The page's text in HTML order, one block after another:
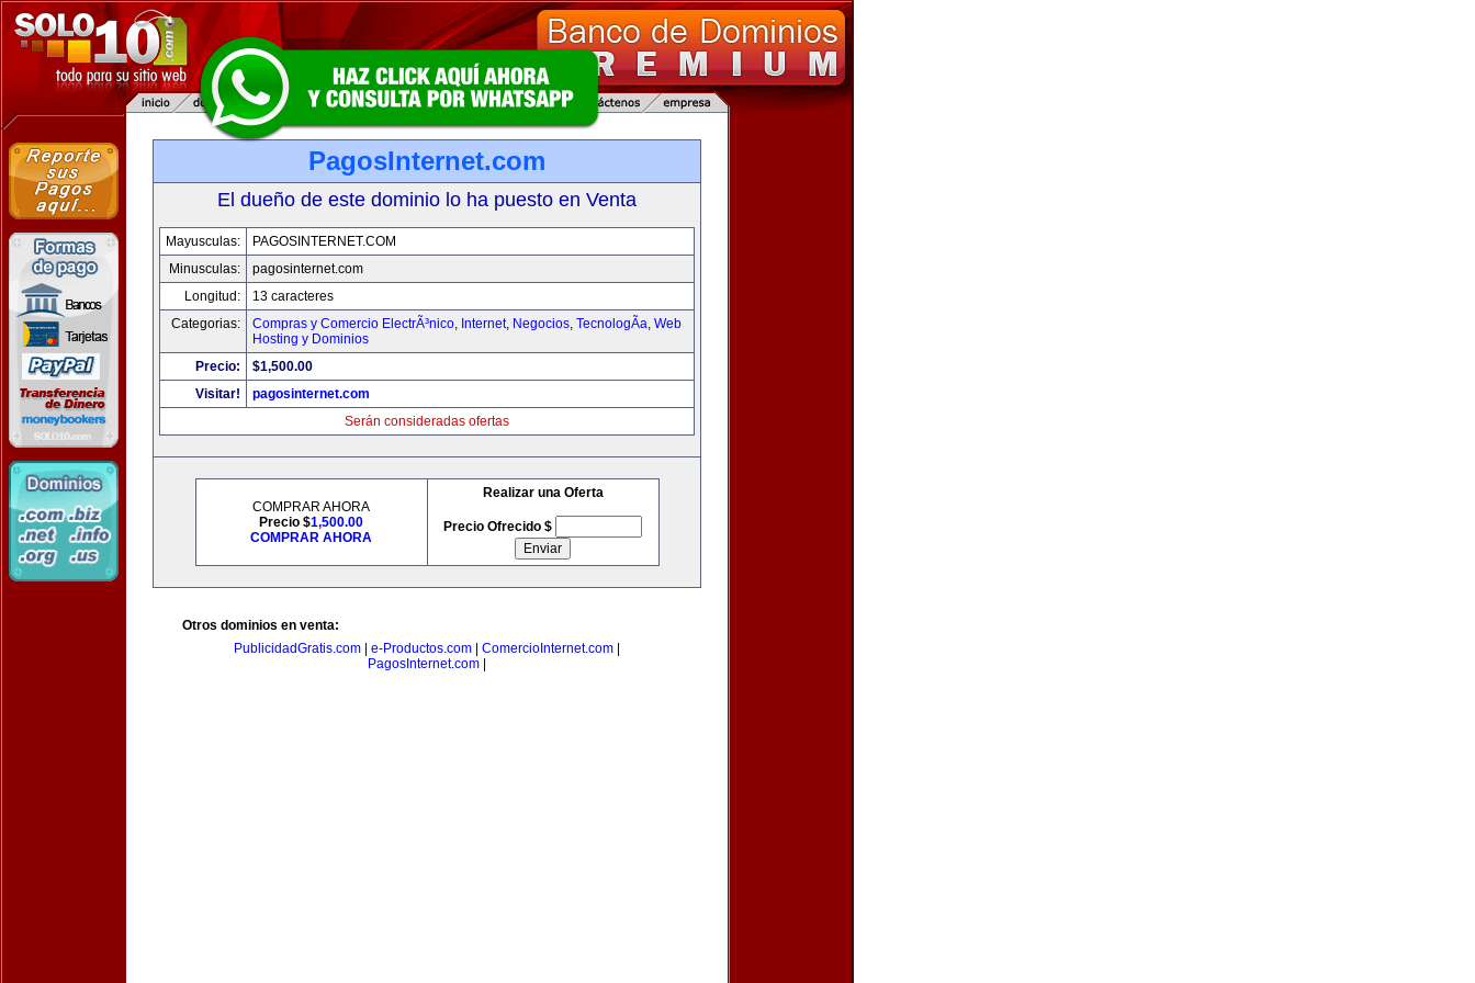
PagosInternet.com
El dueño de este dominio lo ha puesto en Venta
Mayusculas:
PAGOSINTERNET.COM
Minusculas:
pagosinternet.com
Longitud:
13 caracteres
Categorias:
Compras y Comercio ElectrÃ³nico, Internet, Negocios, TecnologÃ­a, Web
Hosting y Dominios
Precio:
$1,500.00
Visitar!
pagosinternet.com
Serán consideradas ofertas
COMPRAR AHORA
Precio $1,500.00
COMPRAR AHORA
Realizar una Oferta
Precio Ofrecido $
Otros dominios en venta:
PublicidadGratis.com
e-Productos.com ComercioInternet.com
PagosInternet.com